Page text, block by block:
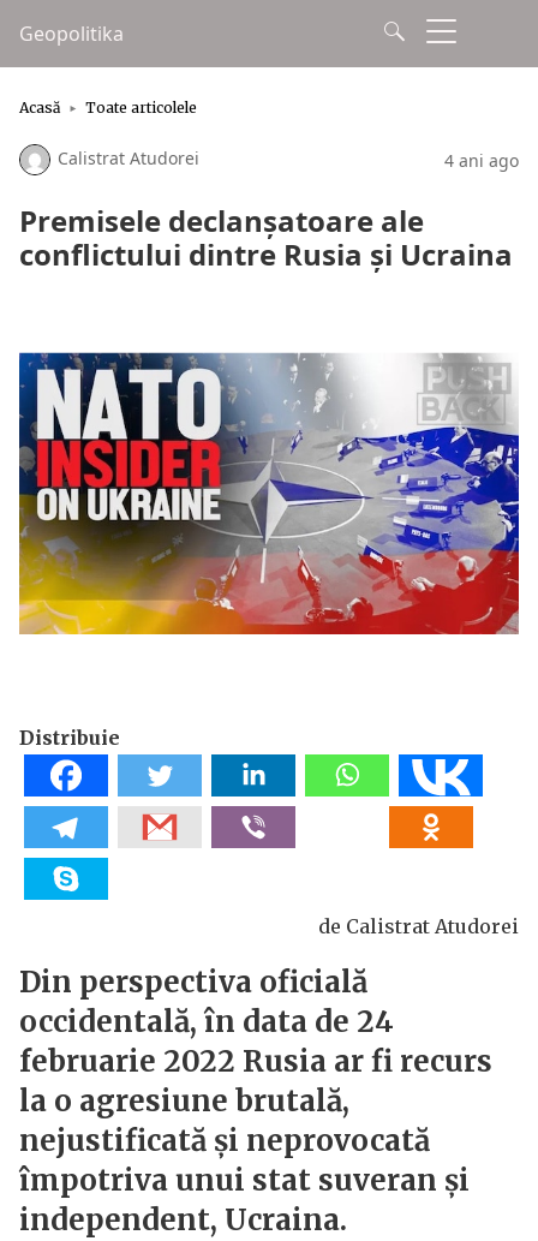
Geopolitika
Acasă Toate articolele
Calistrat Atudorei 4 ani ago
Premisele declanșatoare ale
conflictului dintre Rusia și Ucraina
Distribuie
de Calistrat Atudorei
Din perspectiva oficială
occidentală, în data de 24
februarie 2022 Rusia ar fi recurs
la o agresiune brutală,
nejustificată și neprovocată
împotriva unui stat suveran și
independent, Ucraina.